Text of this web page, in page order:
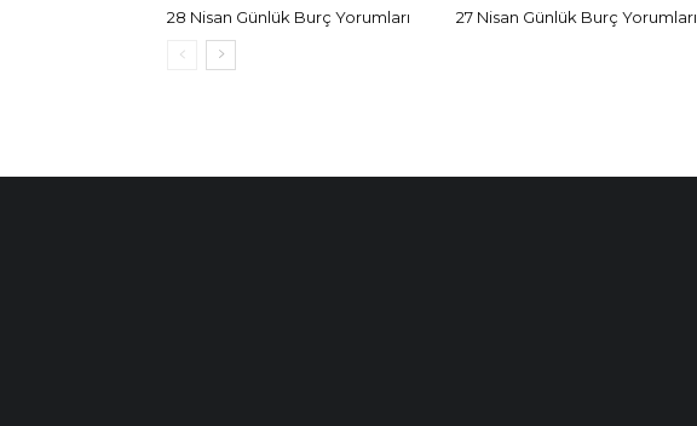
28 Nisan Günlük Burç Yorumları 27 Nisan Günlük Burç Yorumları